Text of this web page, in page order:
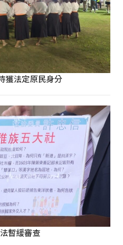
獲法定原民身分
暫緩審查